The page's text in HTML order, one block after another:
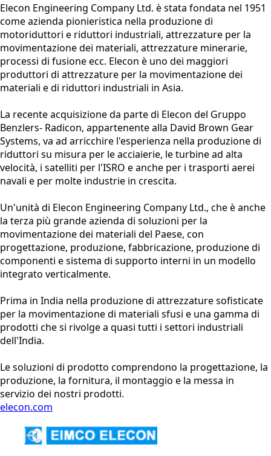
Elecon Engineering Company Ltd. è stata fondata nel 1951
come azienda pionieristica nella produzione di
motoriduttori e riduttori industriali, attrezzature per la
movimentazione dei materiali, attrezzature minerarie,
processi di fusione ecc. Elecon è uno dei maggiori
produttori di attrezzature per la movimentazione dei
materiali e di riduttori industriali in Asia.
La recente acquisizione da parte di Elecon del Gruppo
Benzlers- Radicon, appartenente alla David Brown Gear
Systems, va ad arricchire l'esperienza nella produzione di
riduttori su misura per le acciaierie, le turbine ad alta
velocità, i satelliti per l'ISRO e anche per i trasporti aerei
navali e per molte industrie in crescita.
Un'unità di Elecon Engineering Company Ltd., che è anche
la terza più grande azienda di soluzioni per la
movimentazione dei materiali del Paese, con
progettazione, produzione, fabbricazione, produzione di
componenti e sistema di supporto interni in un modello
integrato verticalmente.
Prima in India nella produzione di attrezzature sofisticate
per la movimentazione di materiali sfusi e una gamma di
prodotti che si rivolge a quasi tutti i settori industriali
dell'India.
Le soluzioni di prodotto comprendono la progettazione, la
produzione, la fornitura, il montaggio e la messa in
servizio dei nostri prodotti.
elecon.com